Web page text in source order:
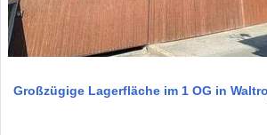
Großzügige Lagerfläche im 1 OG in